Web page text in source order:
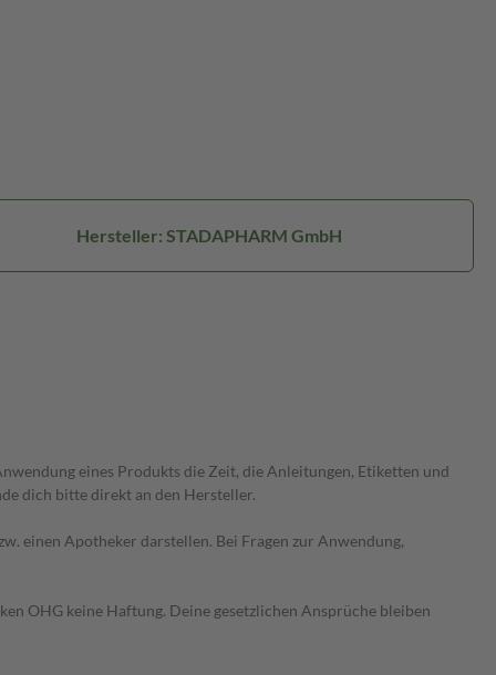
Hersteller: STADAPHARM GmbH
eines Produkts die Zeit, die Anleitungen, Etiketten und
dich bitte direkt an den Hersteller.
einen Apotheker darstellen. Bei Fragen zur Anwendung,
OHG keine Haftung. Deine gesetzlichen Ansprüche bleiben